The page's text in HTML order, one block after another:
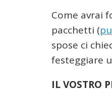
Come avrai
pacchetti (
spose ci
festeggiare
IL VOSTRO